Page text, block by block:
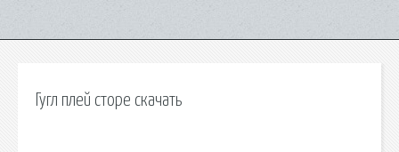
Гугл плей сторе скачать